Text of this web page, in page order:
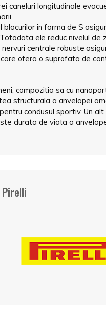
caneluri longitudinale
blocurilor in forma de S
ele reduc nivelul de
nervuri centrale robuste
ofera o suprafata de
compozitia sa cu
structurala a anvelopei
condusul sportiv. Un
durata de viata a